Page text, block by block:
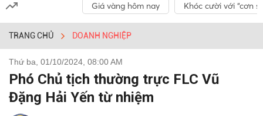
Giá vàng hôm nay Khóc cười với “cơn
TRANG CHỦ DOANH NGHIỆP
Thứ ba, 01/10/2024, 08:00 AM
Phó Chủ tịch thường trực FLC Vũ
Đặng Hải Yến từ nhiệm